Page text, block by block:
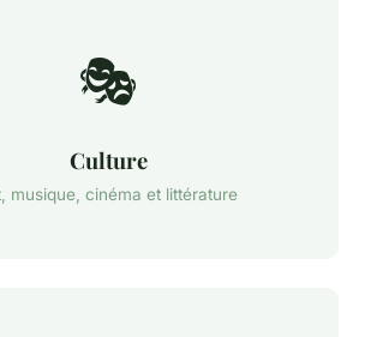
🎭
Culture
musique, cinéma et littérature